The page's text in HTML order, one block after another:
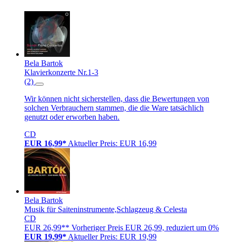
Bela Bartok
Klavierkonzerte Nr.1-3
(2)
Wir können nicht sicherstellen, dass die Bewertungen von
solchen Verbrauchern stammen, die die Ware tatsächlich
genutzt oder erworben haben.
CD
EUR 16,99* Aktueller Preis: EUR 16,99
Bela Bartok
Musik für Saiteninstrumente,Schlagzeug & Celesta
CD
EUR 26,99** Vorheriger Preis EUR 26,99, reduziert um 0%
EUR 19,99* Aktueller Preis: EUR 19,99